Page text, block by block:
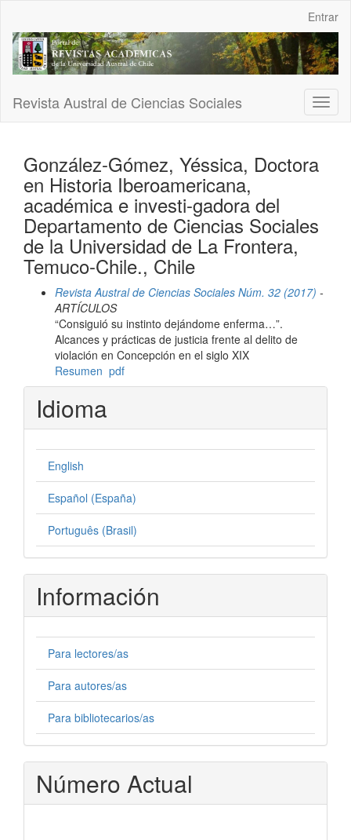
Contenido
principal
Barra
Entrar
Revista Austral de Ciencias Sociales
González-Gómez, Yéssica, Doctora
en Historia Iberoamericana,
académica e investi-gadora del
Departamento de Ciencias Sociales
de la Universidad de La Frontera,
Temuco-Chile., Chile
Revista Austral de Ciencias Sociales Núm. 32 (2017) -
ARTÍCULOS
“Consiguió su instinto dejándome enferma…”.
Alcances y prácticas de justicia frente al delito de
violación en Concepción en el siglo XIX
Resumen pdf
Idioma
English
Español (España)
Português (Brasil)
Información
Para lectores/as
Para autores/as
Para bibliotecarios/as
Número Actual